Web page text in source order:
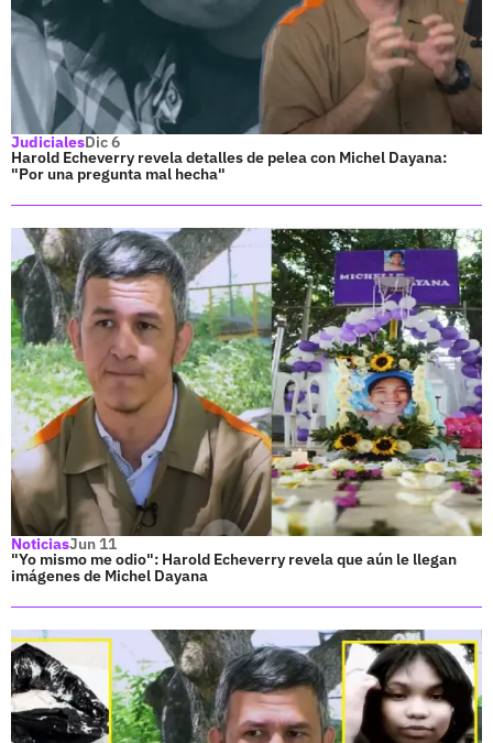
JudicialesDic 6
Harold Echeverry revela detalles de pelea con Michel Dayana:
"Por una pregunta mal hecha"
NoticiasJun 11
"Yo mismo me odio": Harold Echeverry revela que aún le llegan
imágenes de Michel Dayana